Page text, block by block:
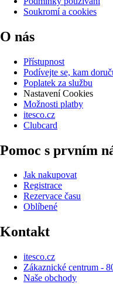
Soukromí a cookies
O nás
Přístupnost
Podívejte se, kam
Poplatek za službu
Nastavení Cookies
Možnosti platby
itesco.cz
Clubcard
Pomoc s prvním
Jak nakupovat
Registrace
Rezervace času
Oblíbené
Kontakt
itesco.cz
Zákaznické centrum -
Naše obchody